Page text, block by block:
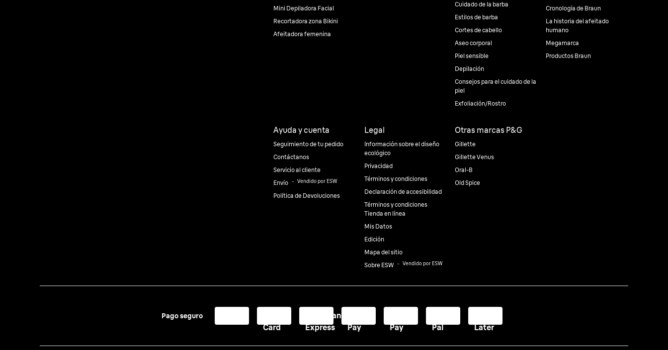
Mini Depiladora Facial
Recortadora zona Bikini
Afeitadora femenina
Cuidado de la barba
Estilos de barba
Cortes de cabello
Aseo corporal
Piel sensible
Depilación
Consejos para el cuidado de la
piel
Exfoliación/Rostro
Cronología de Braun
La historia del afeitado
humano
Megamarca
Productos Braun
Ayuda y cuenta
Seguimiento de tu pedido
Contáctanos
Servicio al cliente
Envío ⠀-⠀ Vendido por ESW
Política de Devoluciones
Legal
Información sobre el diseño
ecológico
Privacidad
Términos y condiciones
Declaración de accesibilidad
Términos y condiciones
Tienda en línea
Mis Datos
Edición
Mapa del sitio
Sobre ESW⠀-⠀ Vendido por ESW
Otras marcas P&G
Gillette
Gillette Venus
Oral-B
Old Spice
Pago seguro
Card
American
Express
Pay
Pay
Pal
Later